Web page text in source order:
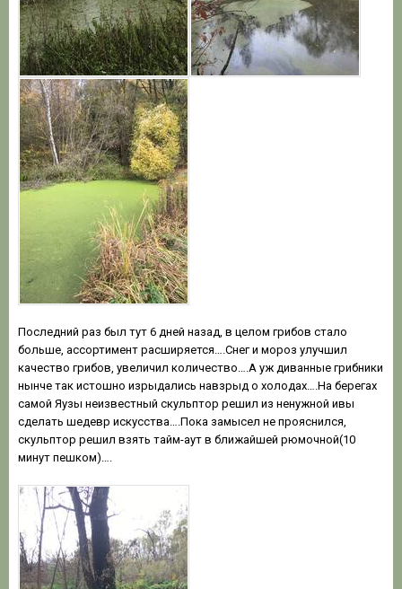
Последний раз был тут 6 дней назад, в целом грибов стало
больше, ассортимент расширяется….Снег и мороз улучшил
качество грибов, увеличил количество….А уж диванные грибники
нынче так истошно изрыдались навзрыд о холодах….На берегах
самой Яузы неизвестный скульптор решил из ненужной ивы
сделать шедевр искусства….Пока замысел не прояснился,
скульптор решил взять тайм-аут в ближайшей рюмочной(10
минут пешком)….